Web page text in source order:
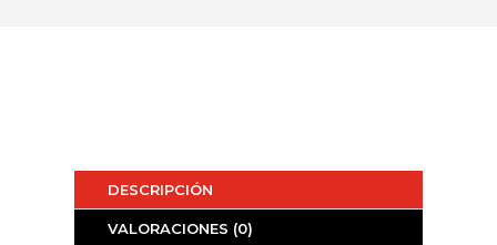
DESCRIPCIÓN
VALORACIONES (0)